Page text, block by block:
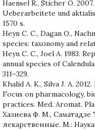
Haensel R., Sticher O.
Ueberarbeitete und
1570 s.
Heyn C. C., Dagan O.,
species: taxonomy and
Heyn C. C., Joel A. 1983.
annual species of
311–329.
Khalid A. K., Silva J. A.
Focus on pharmacology,
practices. Med. Aromat.
Хазиева Ф. М.,
лекарственные. М.: Наука,